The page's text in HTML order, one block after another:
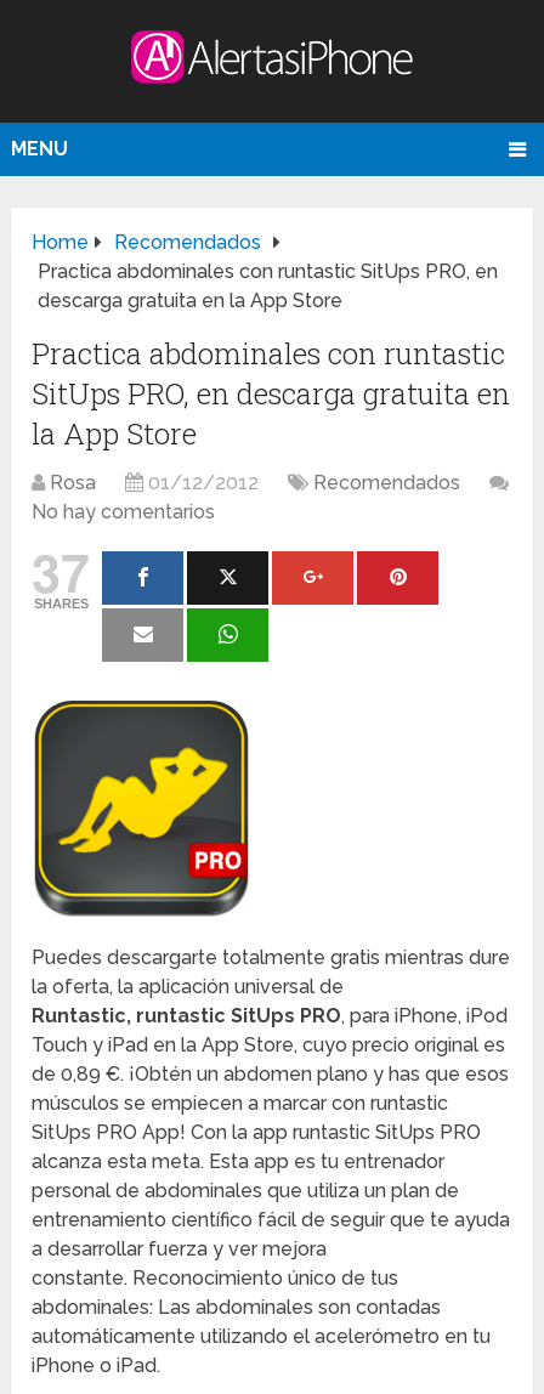
MENU
Home
Recomendados
Practica abdominales con runtastic SitUps PRO, en
descarga gratuita en la App Store
Practica abdominales con runtastic
SitUps PRO, en descarga gratuita en
la App Store
Rosa 01/12/2012
Recomendados
No hay comentarios
37
SHARES
Puedes descargarte totalmente gratis mientras dure
la oferta, la aplicación universal de
Runtastic, runtastic SitUps PRO, para iPhone, iPod
Touch y iPad en la App Store, cuyo precio original es
de 0,89 €. ¡Obtén un abdomen plano y has que esos
músculos se empiecen a marcar con runtastic
SitUps PRO App! Con la app runtastic SitUps PRO
alcanza esta meta. Esta app es tu entrenador
personal de abdominales que utiliza un plan de
entrenamiento científico fácil de seguir que te ayuda
a desarrollar fuerza y ver mejora
constante. Reconocimiento único de tus
abdominales: Las abdominales son contadas
automáticamente utilizando el acelerómetro en tu
iPhone o iPad.